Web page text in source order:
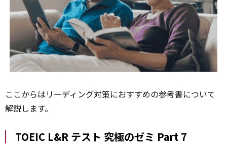
ここからはリーディング対策におすすめの参考書について
解説します。
TOEIC L&R テスト 究極のゼミ Part 7